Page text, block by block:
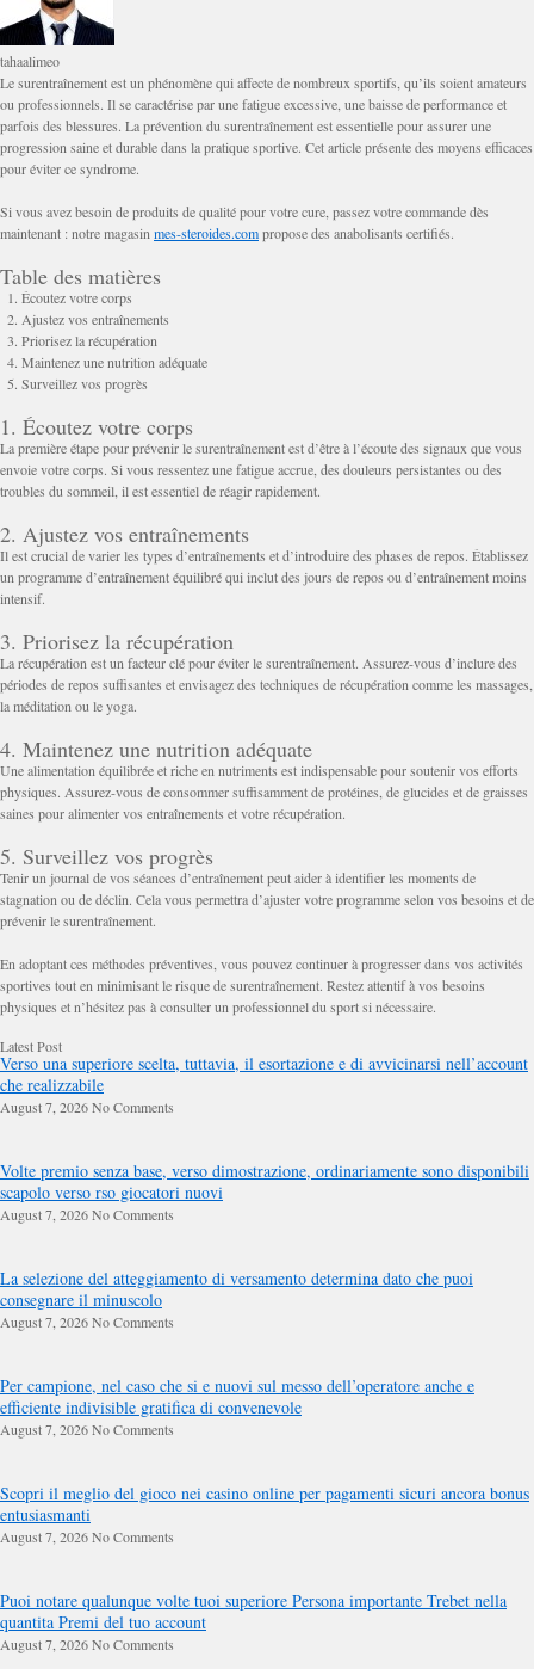
tahaalimeo
Le surentraînement est un phénomène qui affecte de nombreux sportifs, qu’ils soient amateurs
ou professionnels. Il se caractérise par une fatigue excessive, une baisse de performance et
parfois des blessures. La prévention du surentraînement est essentielle pour assurer une
progression saine et durable dans la pratique sportive. Cet article présente des moyens efficaces
pour éviter ce syndrome.
Si vous avez besoin de produits de qualité pour votre cure, passez votre commande dès
maintenant : notre magasinmes-steroides.compropose des anabolisants certifiés.
Table des matières
Écoutez votre corps
Ajustez vos entraînements
Priorisez la récupération
Maintenez une nutrition adéquate
Surveillez vos progrès
1. Écoutez votre corps
La première étape pour prévenir le surentraînement est d’être à l’écoute des signaux que vous
envoie votre corps. Si vous ressentez une fatigue accrue, des douleurs persistantes ou des
troubles du sommeil, il est essentiel de réagir rapidement.
2. Ajustez vos entraînements
Il est crucial de varier les types d’entraînements et d’introduire des phases de repos. Établissez
un programme d’entraînement équilibré qui inclut des jours de repos ou d’entraînement moins
intensif.
3. Priorisez la récupération
La récupération est un facteur clé pour éviter le surentraînement. Assurez-vous d’inclure des
périodes de repos suffisantes et envisagez des techniques de récupération comme les massages,
la méditation ou le yoga.
4. Maintenez une nutrition adéquate
Une alimentation équilibrée et riche en nutriments est indispensable pour soutenir vos efforts
physiques. Assurez-vous de consommer suffisamment de protéines, de glucides et de graisses
saines pour alimenter vos entraînements et votre récupération.
5. Surveillez vos progrès
Tenir un journal de vos séances d’entraînement peut aider à identifier les moments de
stagnation ou de déclin. Cela vous permettra d’ajuster votre programme selon vos besoins et de
prévenir le surentraînement.
En adoptant ces méthodes préventives, vous pouvez continuer à progresser dans vos activités
sportives tout en minimisant le risque de surentraînement. Restez attentif à vos besoins
physiques et n’hésitez pas à consulter un professionnel du sport si nécessaire.
Latest Post
Verso una superiore scelta, tuttavia, il esortazione e di avvicinarsi nell’account
che realizzabile
August 7, 2026No Comments
Volte premio senza base, verso dimostrazione, ordinariamente sono disponibili
scapolo verso rso giocatori nuovi
August 7, 2026No Comments
La selezione del atteggiamento di versamento determina dato che puoi
consegnare il minuscolo
August 7, 2026No Comments
Per campione, nel caso che si e nuovi sul messo dell’operatore anche e
efficiente indivisible gratifica di convenevole
August 7, 2026No Comments
Scopri il meglio del gioco nei casino online per pagamenti sicuri ancora bonus
entusiasmanti
August 7, 2026No Comments
Puoi notare qualunque volte tuoi superiore Persona importante Trebet nella
quantita Premi del tuo account
August 7, 2026No Comments